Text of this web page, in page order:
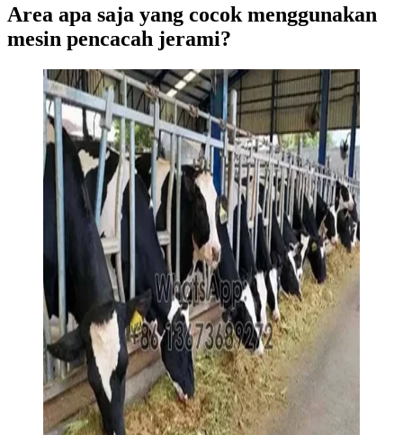
Area apa saja yang cocok menggunakan
mesin pencacah jerami?